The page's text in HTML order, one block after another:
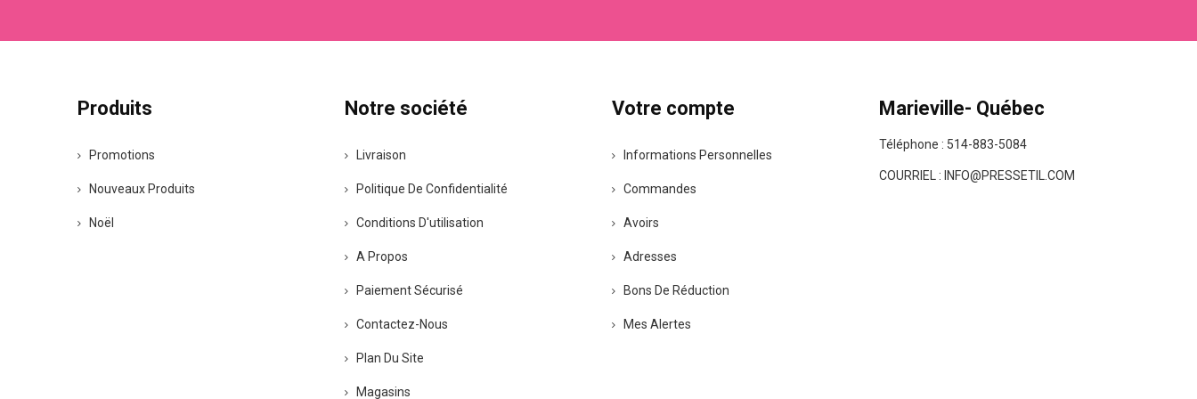
Produits
Promotions
Nouveaux Produits
Noël
Notre société
Livraison
Politique De Confidentialité
Conditions D'utilisation
A Propos
Paiement Sécurisé
Contactez-Nous
Plan Du Site
Magasins
Votre compte
Informations Personnelles
Commandes
Avoirs
Adresses
Bons De Réduction
Mes Alertes
Marieville- Québec
Téléphone : 514-883-5084
COURRIEL : INFO@PRESSETIL.COM